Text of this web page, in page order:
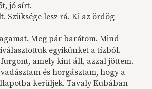
jó sírt.
Szüksége lesz rá. Ki az ördög
Meg pár barátom. Mind
egyikünket a tízből.
amely kint áll, azzal jöttem.
és horgásztam, hogy a
kerüljek. Tavaly Kubában